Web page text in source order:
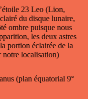
23 Leo(Lion,
du disque lunaire,
ombre puisque nous
les deux astres
portion éclairée de la
notre localisation)
(plan équatorial 9°